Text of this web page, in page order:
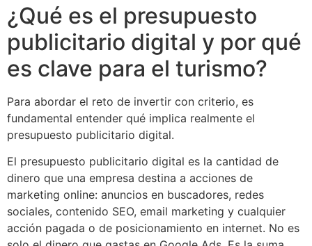
¿Qué es el presupuesto
publicitario digital y por qué
es clave para el turismo?
Para abordar el reto de invertir con criterio, es
fundamental entender qué implica realmente el
presupuesto publicitario digital.
El presupuesto publicitario digital es la cantidad de
dinero que una empresa destina a acciones de
marketing online: anuncios en buscadores, redes
sociales, contenido SEO, email marketing y cualquier
acción pagada o de posicionamiento en internet. No es